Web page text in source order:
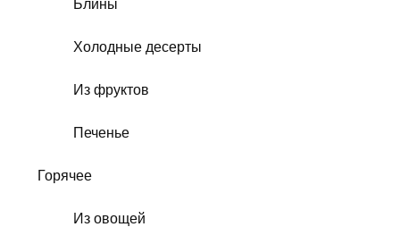
Блины
Холодные десерты
Из фруктов
Печенье
Горячее
Из овощей